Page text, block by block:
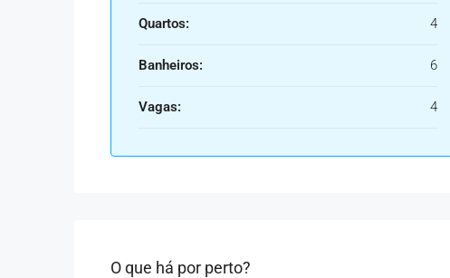
Quartos: 4
Banheiros: 6
Vagas: 4
O que há por perto?